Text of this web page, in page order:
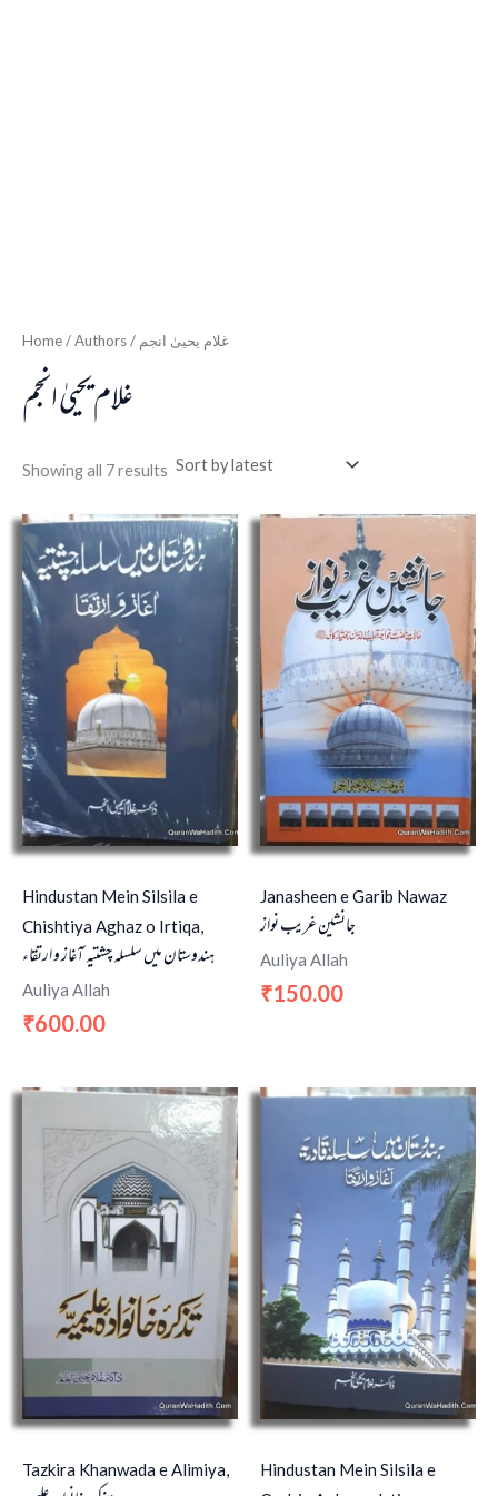
Home / Authors / غلام یحییٰ انجم
غلام یحییٰ انجم
Showing all 7 results
Hindustan Mein Silsila e
Chishtiya Aghaz o Irtiqa,
ہندوستان میں سلسلہ چشتیہ آغاز و ارتقاء
Auliya Allah
₹600.00
Janasheen e Garib Nawaz
جانشین غریب نواز
Auliya Allah
₹150.00
Tazkira Khanwada e Alimiya,
Hindustan Mein Silsila e